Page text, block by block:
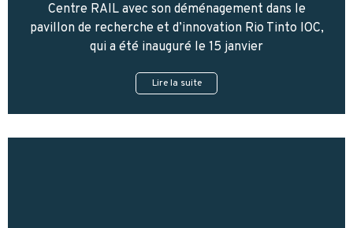
Centre RAIL avec son déménagement dans le
pavillon de recherche et d’innovation Rio Tinto IOC,
qui a été inauguré le 15 janvier
Lire la suite